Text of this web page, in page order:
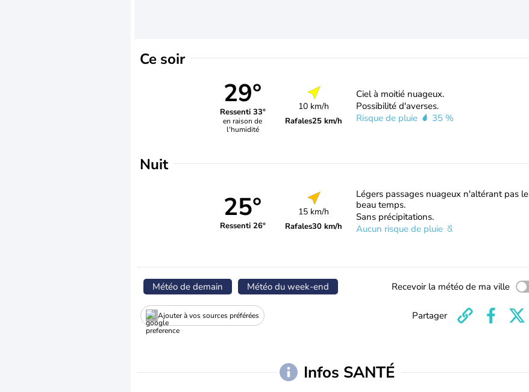
Ce soir
29°
Ressenti 33°
en raison de
l'humidité
10 km/h
Rafales25 km/h
Ciel à moitié nuageux.
Possibilité d'averses.
Risque de pluie
35 %
Nuit
25°
Ressenti 26°
15 km/h
Rafales30 km/h
Légers passages nuageux n'altérant pas le
beau temps.
Sans précipitations.
Aucun risque de pluie
Météo de demain Météo du week-end Recevoir la météo de ma ville
Ajouter à vos sources préférées Partager
Infos SANTÉ